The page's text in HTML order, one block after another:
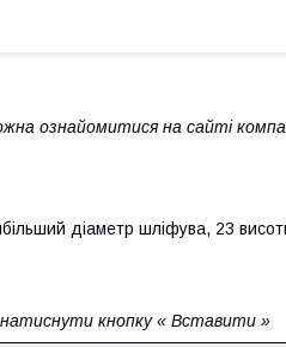
ознайомитися на сайті
діаметр шліфува, 23
кнопку « Вставити »